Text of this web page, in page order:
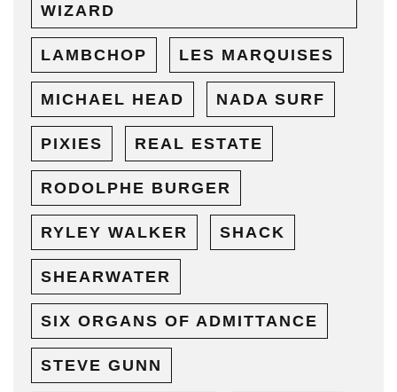
WIZARD
LAMBCHOP LES MARQUISES
MICHAEL HEAD NADA SURF
PIXIES REAL ESTATE
RODOLPHE BURGER
RYLEY WALKER SHACK
SHEARWATER
SIX ORGANS OF ADMITTANCE
STEVE GUNN